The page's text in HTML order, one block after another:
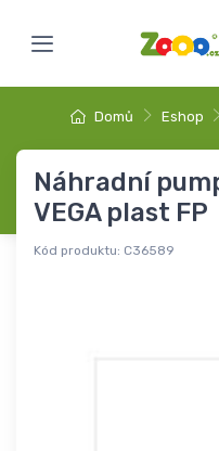
Domů Eshop
Náhradní
VEGA plast FP
Kód produktu: C36589